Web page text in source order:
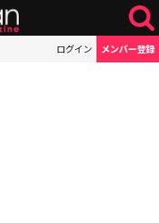
ログイン メンバー登録